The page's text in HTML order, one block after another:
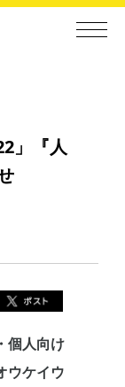
」『人
個人向け
ウケイウ